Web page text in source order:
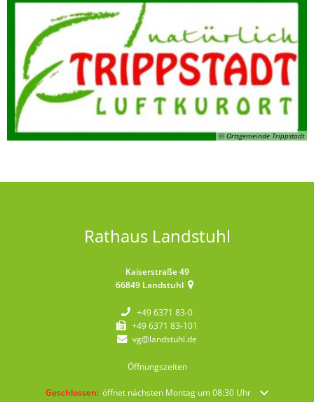
© Ortsgemeinde Trippstadt
Rathaus Landstuhl
Kaiserstraße 49
66849 Landstuhl
+49 6371 83-0
+49 6371 83-101
vg@landstuhl.de
Öffnungszeiten
Klicken, um weitere Öffnungs- oder Schließzeiten auszublenden
Geschlossen: öffnet nächsten Montag um 08:30 Uhr